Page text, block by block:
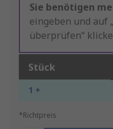
Sie benötigen
eingeben und auf
überprüfen“
Stück
1 +
*Richtpreis